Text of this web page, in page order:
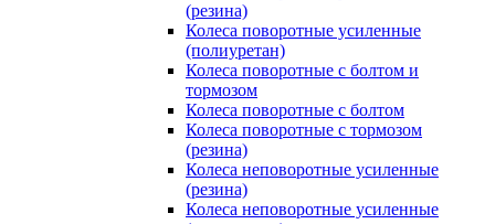
(резина)
Колеса поворотные усиленные
(полиуретан)
Колеса поворотные с болтом и
тормозом
Колеса поворотные с болтом
Колеса поворотные c тормозом
(резина)
Колеса неповоротные усиленные
(резина)
Колеса неповоротные усиленные